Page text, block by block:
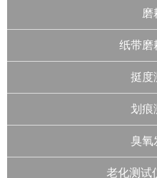
磨
纸带磨
挺度
划痕
臭氧
老化测试